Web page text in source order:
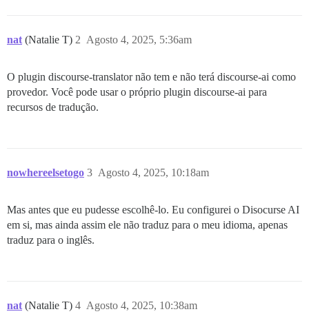
nat (Natalie T) Agosto 4, 2025, 5:36am
2
O plugin discourse-translator não tem e não terá discourse-ai como
provedor. Você pode usar o próprio plugin discourse-ai para
recursos de tradução.
nowhereelsetogo Agosto 4, 2025, 10:18am
3
Mas antes que eu pudesse escolhê-lo. Eu configurei o Disocurse AI
em si, mas ainda assim ele não traduz para o meu idioma, apenas
traduz para o inglês.
nat (Natalie T) Agosto 4, 2025, 10:38am
4